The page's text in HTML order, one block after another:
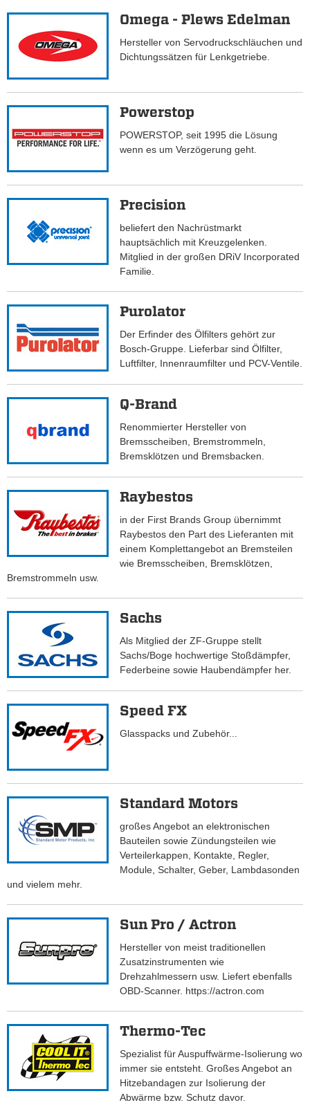
Omega - Plews Edelman
Hersteller von Servodruckschläuchen und
Dichtungssätzen für Lenkgetriebe.
Powerstop
POWERSTOP, seit 1995 die Lösung
wenn es um Verzögerung geht.
Precision
beliefert den Nachrüstmarkt
hauptsächlich mit Kreuzgelenken.
Mitglied in der großen DRiV Incorporated
Familie.
Purolator
Der Erfinder des Ölfilters gehört zur
Bosch-Gruppe. Lieferbar sind Ölfilter,
Luftfilter, Innenraumfilter und PCV-Ventile.
Q-Brand
Renommierter Hersteller von
Bremsscheiben, Bremstrommeln,
Bremsklötzen und Bremsbacken.
Raybestos
in der First Brands Group übernimmt
Raybestos den Part des Lieferanten mit
einem Komplettangebot an Bremsteilen
wie Bremsscheiben, Bremsklötzen,
Bremstrommeln usw.
Sachs
Als Mitglied der ZF-Gruppe stellt
Sachs/Boge hochwertige Stoßdämpfer,
Federbeine sowie Haubendämpfer her.
Speed FX
Glasspacks und Zubehör...
Standard Motors
großes Angebot an elektronischen
Bauteilen sowie Zündungsteilen wie
Verteilerkappen, Kontakte, Regler,
Module, Schalter, Geber, Lambdasonden
und vielem mehr.
Sun Pro / Actron
Hersteller von meist traditionellen
Zusatzinstrumenten wie
Drehzahlmessern usw. Liefert ebenfalls
OBD-Scanner. https://actron.com
Thermo-Tec
Spezialist für Auspuffwärme-Isolierung wo
immer sie entsteht. Großes Angebot an
Hitzebandagen zur Isolierung der
Abwärme bzw. Schutz davor.